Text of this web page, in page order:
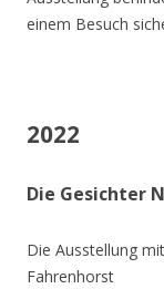
einem Besuch
2022
Die Gesichter
Die Ausstellung
Fahrenhorst